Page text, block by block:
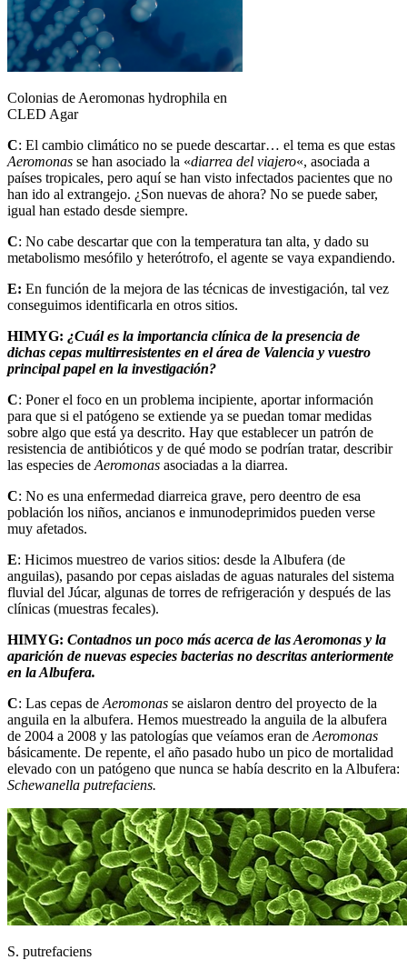
Colonias de Aeromonas hydrophila en
CLED Agar
C: El cambio climático no se puede descartar… el tema es que estas
Aeromonas se han asociado la «diarrea del viajero«, asociada a
países tropicales, pero aquí se han visto infectados pacientes que no
han ido al extrangejo. ¿Son nuevas de ahora? No se puede saber,
igual han estado desde siempre.
C: No cabe descartar que con la temperatura tan alta, y dado su
metabolismo mesófilo y heterótrofo, el agente se vaya expandiendo.
E: En función de la mejora de las técnicas de investigación, tal vez
conseguimos identificarla en otros sitios.
HIMYG: ¿Cuál es la importancia clínica de la presencia de
dichas cepas multirresistentes en el área de Valencia y vuestro
principal papel en la investigación?
C: Poner el foco en un problema incipiente, aportar información
para que si el patógeno se extiende ya se puedan tomar medidas
sobre algo que está ya descrito. Hay que establecer un patrón de
resistencia de antibióticos y de qué modo se podrían tratar, describir
las especies de Aeromonas asociadas a la diarrea.
C: No es una enfermedad diarreica grave, pero deentro de esa
población los niños, ancianos e inmunodeprimidos pueden verse
muy afetados.
E: Hicimos muestreo de varios sitios: desde la Albufera (de
anguilas), pasando por cepas aisladas de aguas naturales del sistema
fluvial del Júcar, algunas de torres de refrigeración y después de las
clínicas (muestras fecales).
HIMYG: Contadnos un poco más acerca de las Aeromonas y la
aparición de nuevas especies bacterias no descritas anteriormente
en la Albufera.
C: Las cepas de Aeromonas se aislaron dentro del proyecto de la
anguila en la albufera. Hemos muestreado la anguila de la albufera
de 2004 a 2008 y las patologías que veíamos eran de Aeromonas
básicamente. De repente, el año pasado hubo un pico de mortalidad
elevado con un patógeno que nunca se había descrito en la Albufera:
Schewanella putrefaciens.
S. putrefaciens